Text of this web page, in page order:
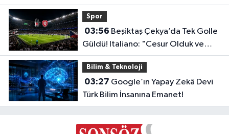
Uzatıldı!
Spor
03:56
Güldü! Italiano: "Cesur Olduk ve
Karşılığını Aldık"
Bilim & Teknoloji
03:27
Türk Bilim İnsanına Emanet!